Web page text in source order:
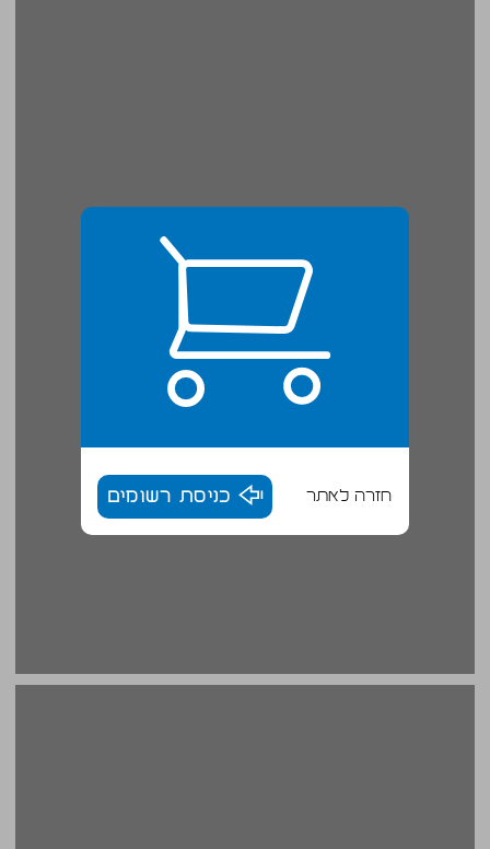
חזרה לאתר כניסת רשומים